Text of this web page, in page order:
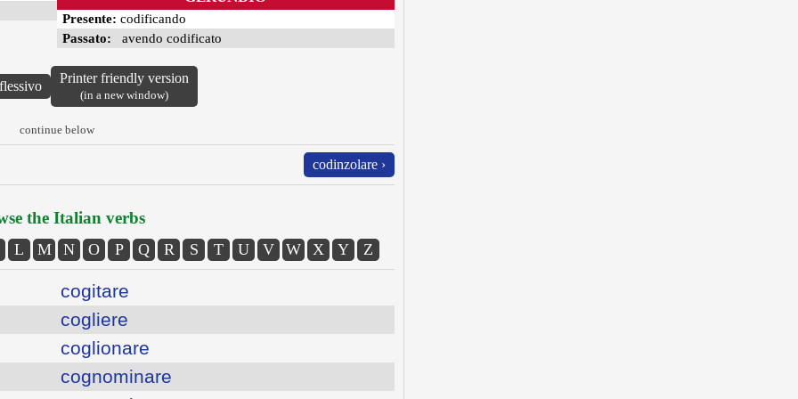
Presente: codificando
Passato: avendo codificato
Printer friendly version
(in a new window)
continue below
codinzolare ›
the Italian verbs
L M N O P Q R S T U V W X Y Z
cogitare
cogliere
coglionare
cognominare